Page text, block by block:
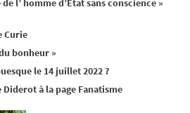
l’ homme d’État sans conscience »
Curie
bonheur »
le 14 juillet 2022 ?
à la page Fanatisme